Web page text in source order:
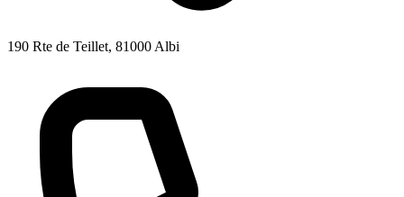
190 Rte de Teillet, 81000 Albi